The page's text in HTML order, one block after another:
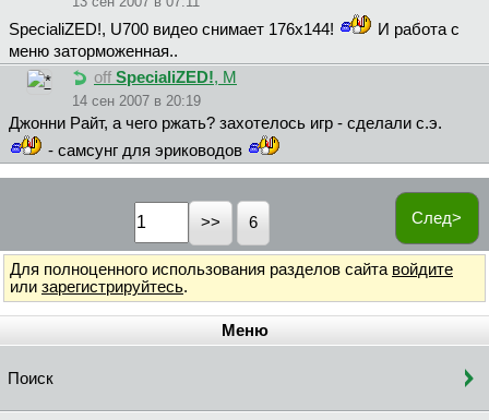
SpecialiZED!, U700 видeo cнимaeт 176x144!
И paбoтa c
мeню зaтopмoжeннaя..
off SpecialiZED!, М
14 сен 2007 в 20:19
Джoнни Paйт, а чего ржать? захотелось игр - сделали с.э.
- самсунг для эриководов
След>
6
Для полноценного использования разделов сайта войдите
или зарегистрируйтесь.
Меню
Поиск